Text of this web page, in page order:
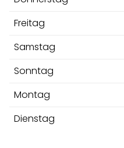
Freitag
Samstag
Sonntag
Montag
Dienstag